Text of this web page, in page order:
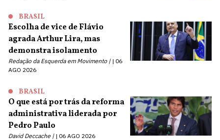
BRASIL
Escolha de vice de Flávio
agrada Arthur Lira, mas
demonstra isolamento
Redação da Esquerda em Movimento |
06
AGO 2026
BRASIL
O que está por trás da reforma
administrativa liderada por
Pedro Paulo
David Deccache | 06 AGO 2026